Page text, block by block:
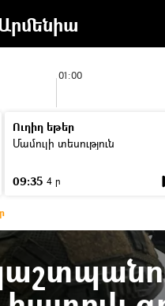
01:00
Ուղիղ եթեր
Մամուլի տեսություն
09:35 4 ր